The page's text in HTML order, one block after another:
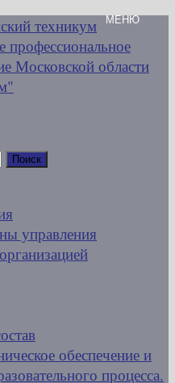
управления
обеспечение и
процесса.